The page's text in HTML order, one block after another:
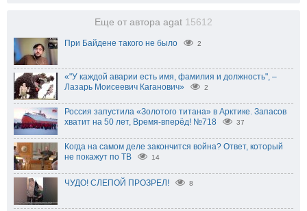
Еще от автора agat 15612
При Байдене такого не было 2
«"У каждой аварии есть имя, фамилия и должность", –
Лазарь Моисеевич Каганович»
2
Россия запустила «Золотого титана» в Арктике. Запасов
хватит на 50 лет, Время-вперёд! №718
37
Когда на самом деле закончится война? Ответ, который
не покажут по ТВ
14
ЧУДО! СЛЕПОЙ ПРОЗРЕЛ! 8